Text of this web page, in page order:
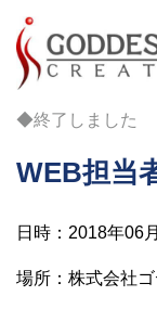
◆終了しました
WEB担当
日時：2018年06
場所：株式会社